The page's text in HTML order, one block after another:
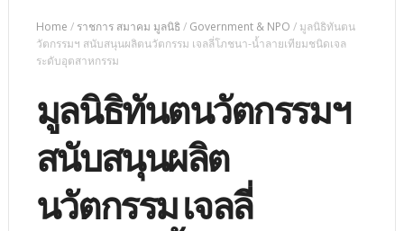
Home / ราชการ สมาคม มูลนิธิ / Government & NPO / มูลนิธิทันตน
วัตกรรมฯ สนับสนุนผลิตนวัตกรรม เจลลี่โภชนา-น้ำลายเทียมชนิดเจล
ระดับอุตสาหกรรม
มูลนิธิทันตนวัตกรรมฯ
สนับสนุนผลิต
นวัตกรรม เจลลี่